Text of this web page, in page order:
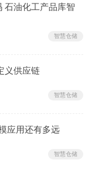
石油化工产品库智
智慧仓储
义供应链
智慧仓储
应用还有多远
智慧仓储